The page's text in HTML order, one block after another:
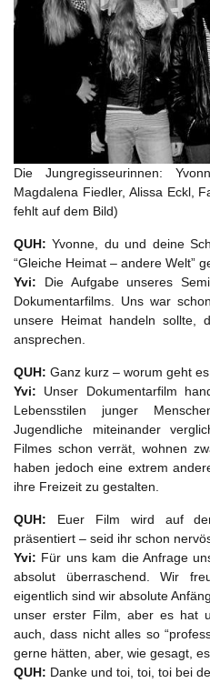
Die Jungregisseurinnen:
Magdalena Fiedler, Alissa Eckl,
fehlt auf dem Bild)
QUH: Yvonne, du und deine
“Gleiche Heimat – andere Welt”
Yvi: Die Aufgabe unseres
Dokumentarfilms. Uns war
unsere Heimat handeln sollte,
ansprechen.
QUH: Ganz kurz – worum geht
Yvi: Unser Dokumentarfilm
Lebensstilen junger
Jugendliche miteinander
Filmes schon verrät, wohnen
haben jedoch eine extrem
ihre Freizeit zu gestalten.
QUH: Euer Film wird auf
präsentiert – seid ihr schon
Yvi: Für uns kam die Anfrage
absolut überraschend. Wir
eigentlich sind wir absolute
unser erster Film, aber es hat
auch, dass nicht alles so
gerne hätten, aber, wie gesagt,
QUH: Danke und toi, toi, toi bei